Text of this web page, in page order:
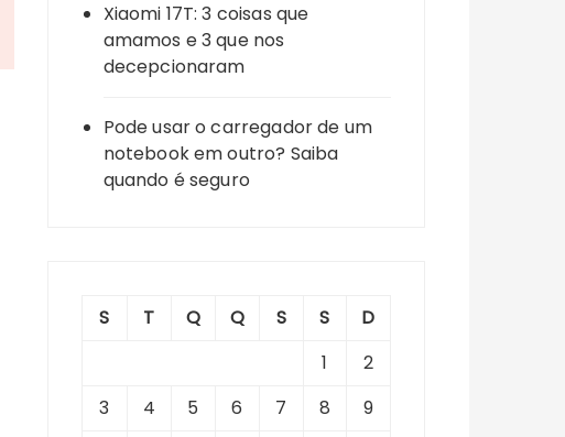
Xiaomi 17T: 3 coisas que
amamos e 3 que nos
decepcionaram
Pode usar o carregador de um
notebook em outro? Saiba
quando é seguro
S T Q Q S S
D
1
2
3
4 5 6 7 8
9